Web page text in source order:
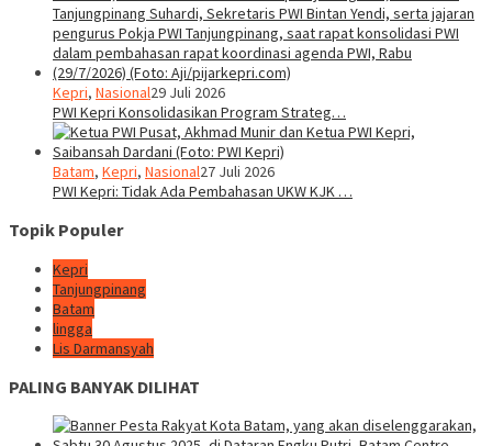
Kepri, Nasional29 Juli 2026
PWI Kepri Konsolidasikan Program Strateg…
Batam, Kepri, Nasional27 Juli 2026
PWI Kepri: Tidak Ada Pembahasan UKW KJK …
Topik Populer
Kepri
Tanjungpinang
Batam
lingga
Lis Darmansyah
PALING BANYAK DILIHAT